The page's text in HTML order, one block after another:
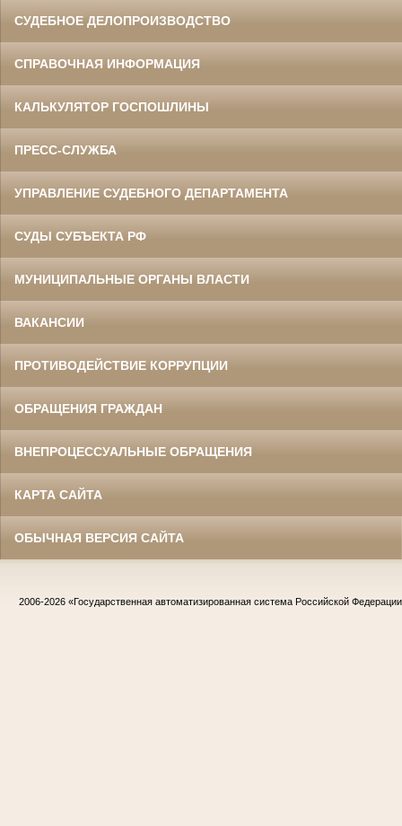
СУДЕБНОЕ ДЕЛОПРОИЗВОДСТВО
СПРАВОЧНАЯ ИНФОРМАЦИЯ
КАЛЬКУЛЯТОР ГОСПОШЛИНЫ
ПРЕСС-СЛУЖБА
УПРАВЛЕНИЕ СУДЕБНОГО ДЕПАРТАМЕНТА
СУДЫ СУБЪЕКТА РФ
МУНИЦИПАЛЬНЫЕ ОРГАНЫ ВЛАСТИ
ВАКАНСИИ
ПРОТИВОДЕЙСТВИЕ КОРРУПЦИИ
ОБРАЩЕНИЯ ГРАЖДАН
ВНЕПРОЦЕССУАЛЬНЫЕ ОБРАЩЕНИЯ
КАРТА САЙТА
ОБЫЧНАЯ ВЕРСИЯ САЙТА
2006-2026 «Государственная автоматизированная система Российской